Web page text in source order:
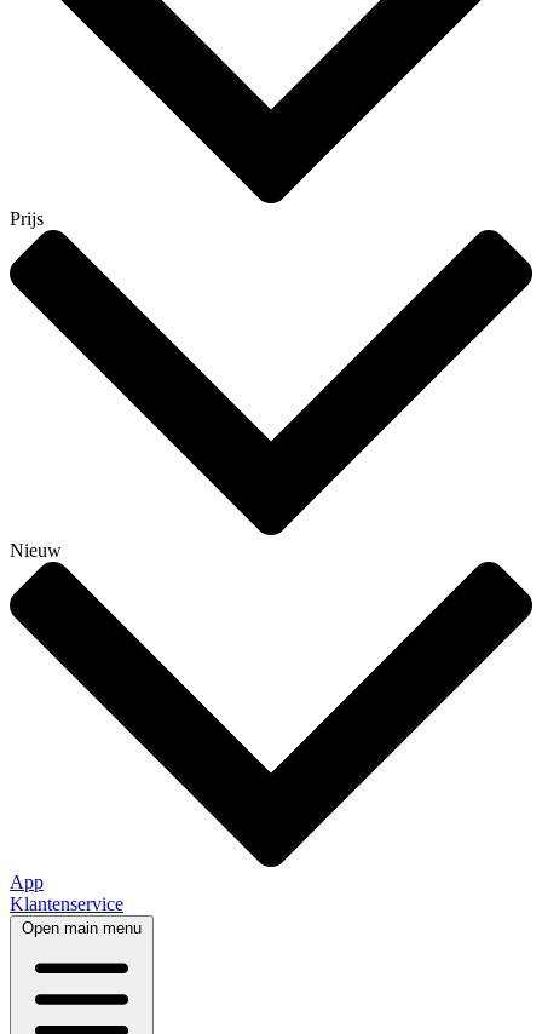
Prijs
Nieuw
App
Klantenservice
Open main menu